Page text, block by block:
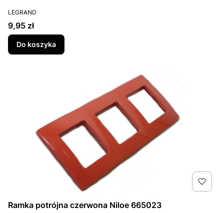
PRODUCENT
LEGRAND
Cena
9,95 zł
Do koszyka
Ramka potrójna czerwona Niloe 665023